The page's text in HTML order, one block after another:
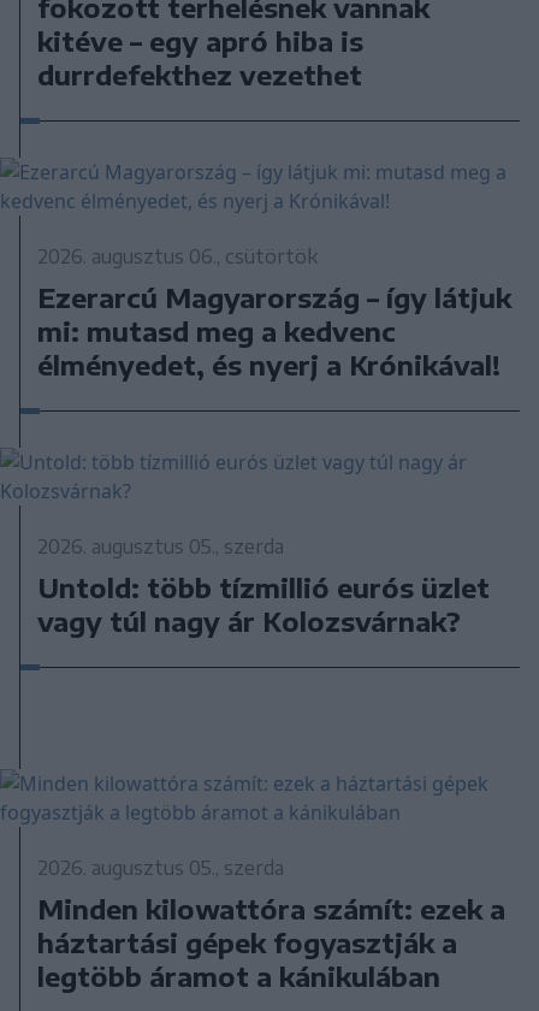
kitéve – egy apró hiba is
durrdefekthez vezethet
2026. augusztus 06., csütörtök
Ezerarcú Magyarország – így látjuk
mi: mutasd meg a kedvenc
élményedet, és nyerj a Krónikával!
2026. augusztus 05., szerda
Untold: több tízmillió eurós üzlet
vagy túl nagy ár Kolozsvárnak?
2026. augusztus 05., szerda
Minden kilowattóra számít: ezek a
háztartási gépek fogyasztják a
legtöbb áramot a kánikulában